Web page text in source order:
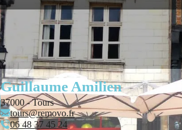
Guillaume Amilien
37000 - Tours
tours@removo.fr
06 48 37 45 24